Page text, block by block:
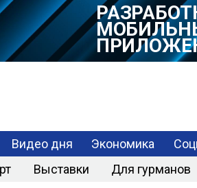
Видео дня Экономика
Выставки Для гурманов